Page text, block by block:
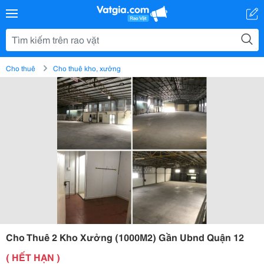
Cho thuê Cho thuê kho, xưởng
Cho Thuê 2 Kho Xưởng (1000M2) Gần Ubnd Quận 12
( HẾT HẠN )